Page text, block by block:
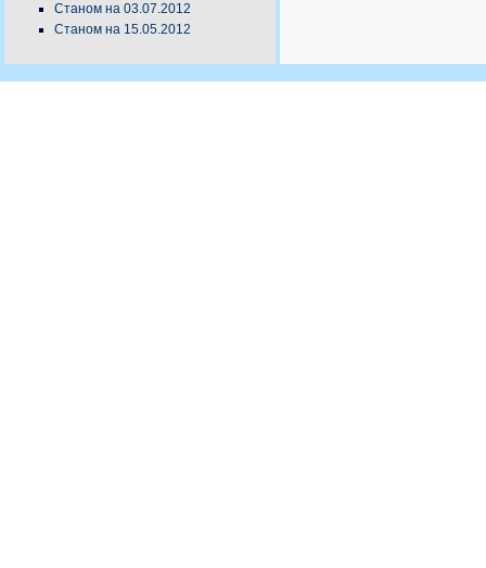
Станом на 03.07.2012
Станом на 15.05.2012